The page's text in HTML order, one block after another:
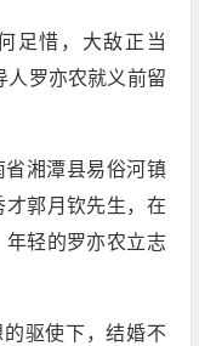
足惜，大敌正当
人罗亦农就义前留
湘潭县易俗河镇
郭月钦先生，在
年轻的罗亦农立志
驱使下，结婚不